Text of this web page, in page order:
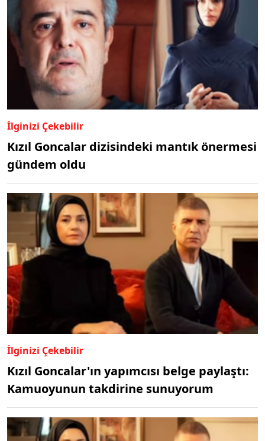
İlginizi Çekebilir
Kızıl Goncalar dizisindeki mantık önermesi
gündem oldu
İlginizi Çekebilir
Kızıl Goncalar'ın yapımcısı belge paylaştı:
Kamuoyunun takdirine sunuyorum